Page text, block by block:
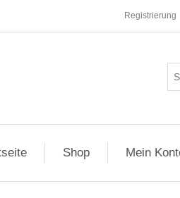
Registrierung
Shop Mein